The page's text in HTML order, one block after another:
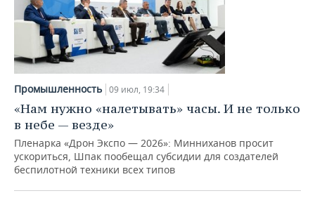
Промышленность 09 июл, 19:34
«Нам нужно «налетывать» часы. И не только
в небе — везде»
Пленарка «Дрон Экспо — 2026»: Минниханов просит
ускориться, Шпак пообещал субсидии для создателей
беспилотной техники всех типов